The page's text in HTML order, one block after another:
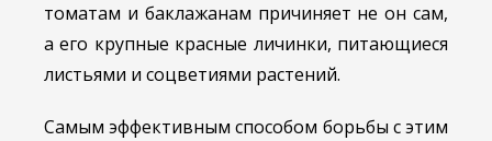
томатам и баклажанам причиняет не он сам,
а его крупные красные личинки, питающиеся
листьями и соцветиями растений.
Самым эффективным способом борьбы с этим